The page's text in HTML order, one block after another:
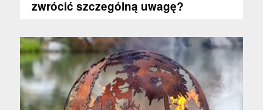
zwrócić szczególną uwagę?